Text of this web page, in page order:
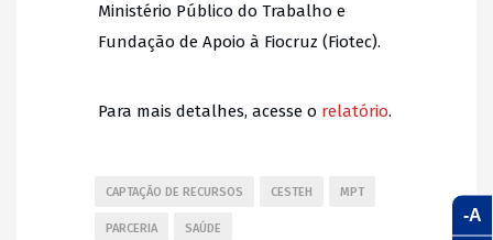
Ministério Público do Trabalho e
Fundação de Apoio à Fiocruz (Fiotec).
Para mais detalhes, acesse o relatório.
CAPTAÇÃO DE RECURSOS CESTEH MPT
PARCERIA SAÚDE
-A